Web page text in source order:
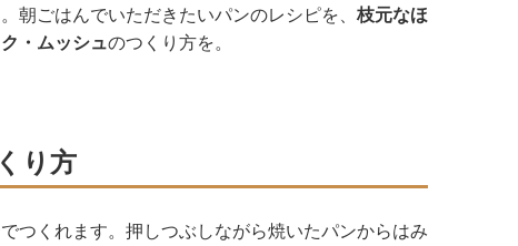
朝ごはんでいただきたいパンのレシピを、 枝元なほ
・ムッシュのつくり方を。
り方
つくれます。押しつぶしながら焼いたパンからはみ